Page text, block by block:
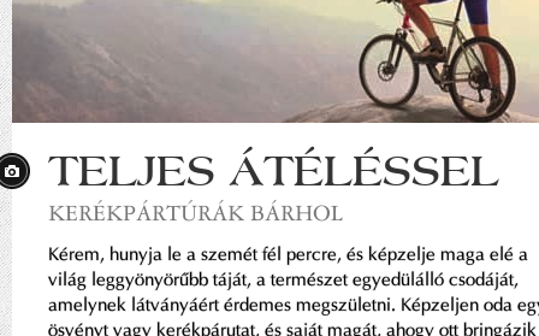
TELJES ÁTÉLÉSSEL
KERÉKPÁRTÚRÁK BÁRHOL
Kérem, hunyja le a szemét fél percre, és képzelje maga elé a
világ leggyönyörűbb táját, a természet egyedülálló csodáját,
amelynek látványáért érdemes megszületni. Képzeljen oda
ösvényt vagy kerékpárutat, és saját magát, ahogy ott bringázik